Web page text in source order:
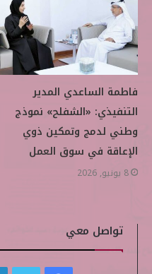
فاطمة الساعدي المدير
التنفيذي: «الشفلح» نموذج
وطني لدمج وتمكين ذوي
الإعاقة في سوق العمل
8 يونيو, 2026
تواصل معي